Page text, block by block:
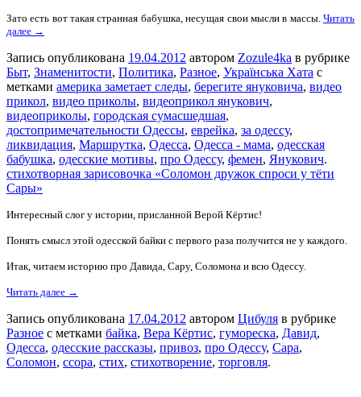
Зато есть вот такая странная бабушка, несущая свои мысли в массы. Читать
далее →
Запись опубликована 19.04.2012 автором Zozule4ka в рубрике
Быт, Знаменитости, Политика, Разное, Українська Хата с
метками америка заметает следы, берегите януковича, видео
прикол, видео приколы, видеоприкол янукович,
видеоприколы, городская сумасшедшая,
достопримечательности Одессы, еврейка, за одессу,
ликвидация, Маршрутка, Одесса, Одесса - мама, одесская
бабушка, одесские мотивы, про Одессу, фемен, Янукович.
стихотворная зарисовочка «Соломон дружок спроси у тёти
Сары»
Интересный слог у истории, присланной Верой Кёртис!
Понять смысл этой одесской байки с первого раза получится не у каждого.
Итак, читаем историю про Давида, Сару, Соломона и всю Одессу.
Читать далее →
Запись опубликована 17.04.2012 автором Цибуля в рубрике
Разное с метками байка, Вера Кёртис, гумореска, Давид,
Одесса, одесские рассказы, привоз, про Одессу, Сара,
Соломон, ссора, стих, стихотворение, торговля.